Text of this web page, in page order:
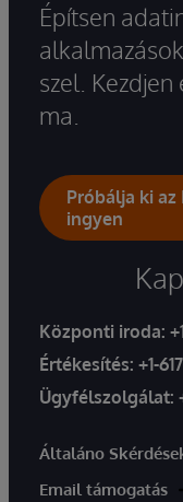
Építsen
szel.
ma.
Próbálja ki az
ingyen
Központi iroda:
Értékesítés: +1-
Ügyfélszolgálat:
Általáno
Email támogatás